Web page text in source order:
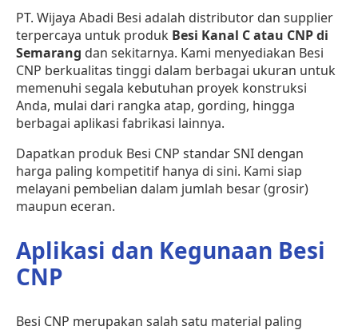
PT. Wijaya Abadi Besi adalah distributor dan supplier
terpercaya untuk produk Besi Kanal C atau CNP di
Semarang dan sekitarnya. Kami menyediakan Besi
CNP berkualitas tinggi dalam berbagai ukuran untuk
memenuhi segala kebutuhan proyek konstruksi
Anda, mulai dari rangka atap, gording, hingga
berbagai aplikasi fabrikasi lainnya.
Dapatkan produk Besi CNP standar SNI dengan
harga paling kompetitif hanya di sini. Kami siap
melayani pembelian dalam jumlah besar (grosir)
maupun eceran.
Aplikasi dan Kegunaan Besi
CNP
Besi CNP merupakan salah satu material paling